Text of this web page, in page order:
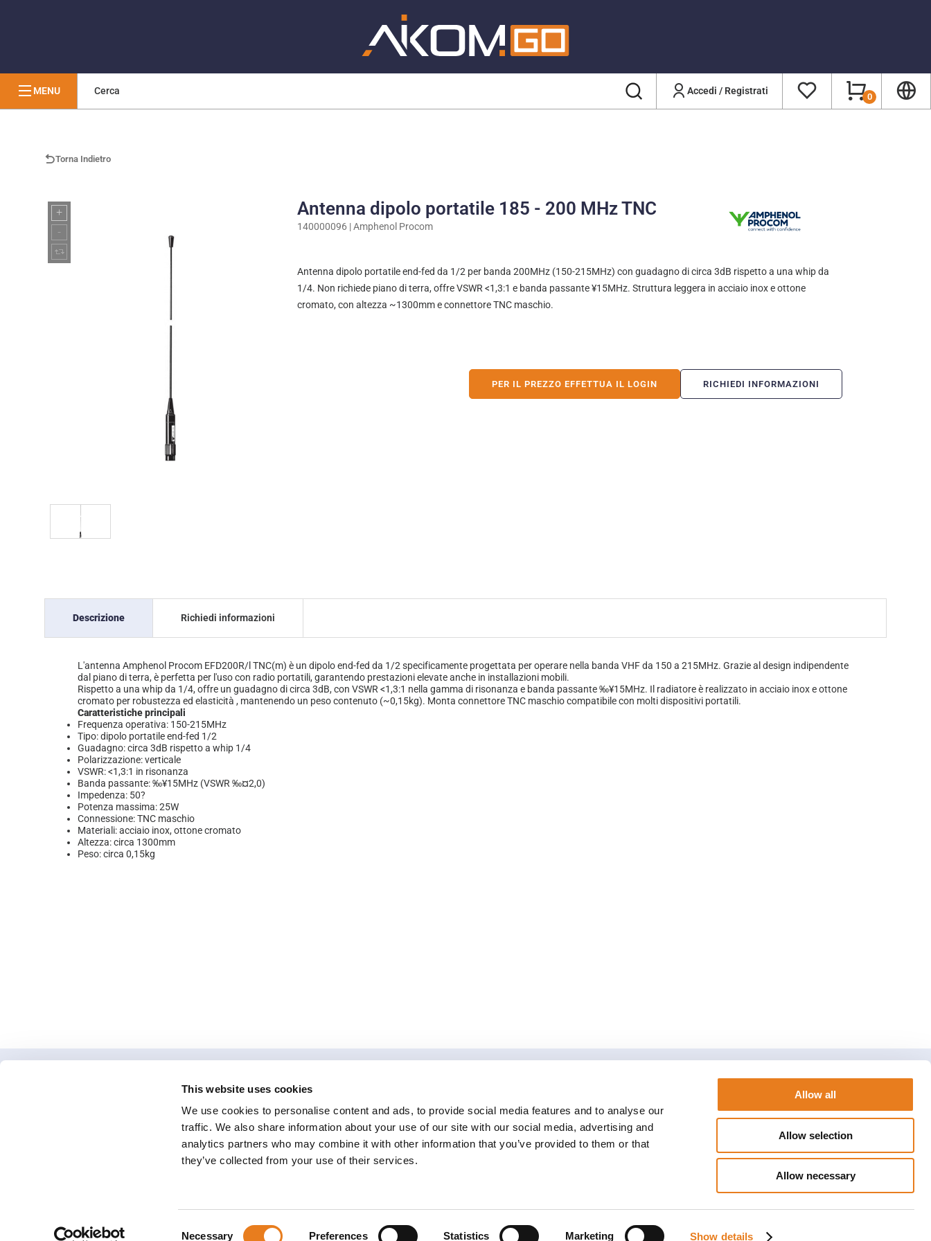
This website uses cookies
We use cookies to personalise content and ads, to provide social media features and to analyse our
traffic. We also share information about your use of our site with our social media, advertising and
analytics partners who may combine it with other information that you’ve provided to them or that
they’ve collected from your use of their services.
Necessary Preferences Statistics Marketing Show details
Allow all
Allow selection
Allow necessary
MENU Accedi / Registrati 0
Torna Indietro
Antenna dipolo portatile 185 - 200 MHz TNC
140000096 | Amphenol Procom
Antenna dipolo portatile end-fed da 1/2 per banda 200MHz (150-215MHz) con guadagno di circa 3dB rispetto a una whip da
1/4. Non richiede piano di terra, offre VSWR <1,3:1 e banda passante ¥15MHz. Struttura leggera in acciaio inox e ottone
cromato, con altezza ~1300mm e connettore TNC maschio.
PER IL PREZZO EFFETTUA IL LOGIN RICHIEDI INFORMAZIONI
Descrizione Richiedi informazioni
L'antenna Amphenol Procom EFD200R/l TNC(m) è un dipolo end-fed da 1/2 specificamente progettata per operare nella banda VHF da 150 a 215MHz. Grazie al design indipendente
dal piano di terra, è perfetta per l'uso con radio portatili, garantendo prestazioni elevate anche in installazioni mobili.
Rispetto a una whip da 1/4, offre un guadagno di circa 3dB, con VSWR <1,3:1 nella gamma di risonanza e banda passante ‰¥15MHz. Il radiatore è realizzato in acciaio inox e ottone
cromato per robustezza ed elasticità , mantenendo un peso contenuto (~0,15kg). Monta connettore TNC maschio compatibile con molti dispositivi portatili.
Caratteristiche principali
Frequenza operativa: 150-215MHz
Tipo: dipolo portatile end-fed 1/2
Guadagno: circa 3dB rispetto a whip 1/4
Polarizzazione: verticale
VSWR: <1,3:1 in risonanza
Banda passante: ‰¥15MHz (VSWR ‰¤2,0)
Impedenza: 50?
Potenza massima: 25W
Connessione: TNC maschio
Materiali: acciaio inox, ottone cromato
Altezza: circa 1300mm
Peso: circa 0,15kg
Viale Lambrusco 1 47838 Riccione (RN) +39 0541 648894 info@aikomtech.com
Contattaci
Network